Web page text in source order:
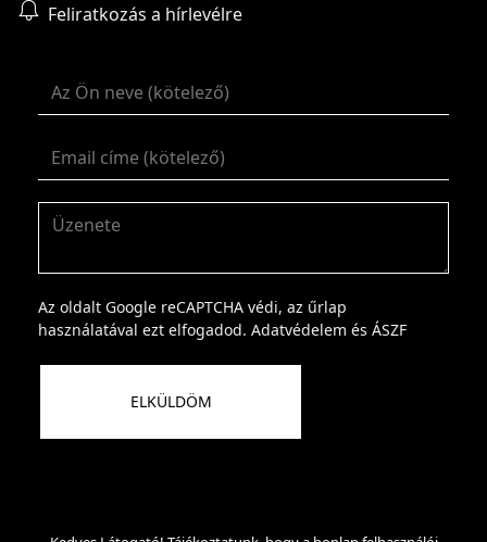
Feliratkozás a hírlevélre
Az oldalt Google reCAPTCHA védi, az űrlap
használatával ezt elfogadod. Adatvédelem és ÁSZF